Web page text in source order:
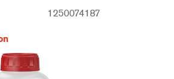
1250074187